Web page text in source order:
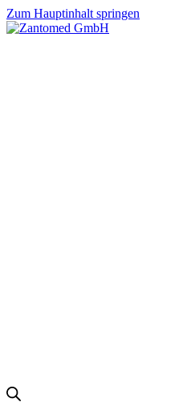
Zum Hauptinhalt springen